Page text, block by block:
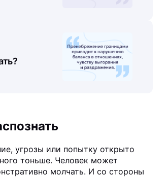
угрозы или попытку открыто
тоньше. Человек может
молчать. И со стороны